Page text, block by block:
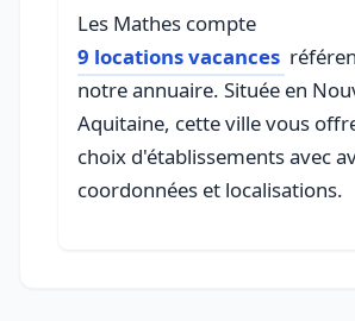
Les Mathes compte
9 locations vacances
notre annuaire. Située en
Aquitaine, cette ville vous
choix d'établissements avec
coordonnées et localisations.